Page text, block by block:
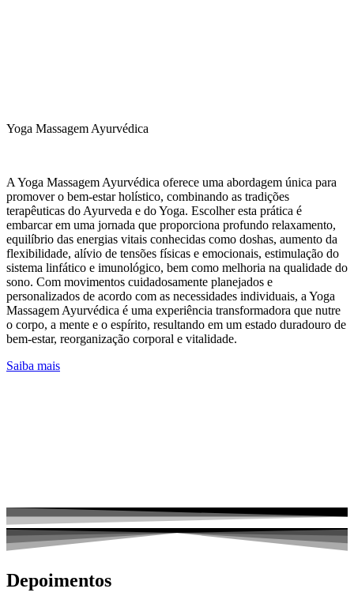
Yoga Massagem Ayurvédica
A Yoga Massagem Ayurvédica oferece uma abordagem única para
promover o bem-estar holístico, combinando as tradições
terapêuticas do Ayurveda e do Yoga. Escolher esta prática é
embarcar em uma jornada que proporciona profundo relaxamento,
equilíbrio das energias vitais conhecidas como doshas, aumento da
flexibilidade, alívio de tensões físicas e emocionais, estimulação do
sistema linfático e imunológico, bem como melhoria na qualidade do
sono. Com movimentos cuidadosamente planejados e
personalizados de acordo com as necessidades individuais, a Yoga
Massagem Ayurvédica é uma experiência transformadora que nutre
o corpo, a mente e o espírito, resultando em um estado duradouro de
bem-estar, reorganização corporal e vitalidade.
Saiba mais
Depoimentos